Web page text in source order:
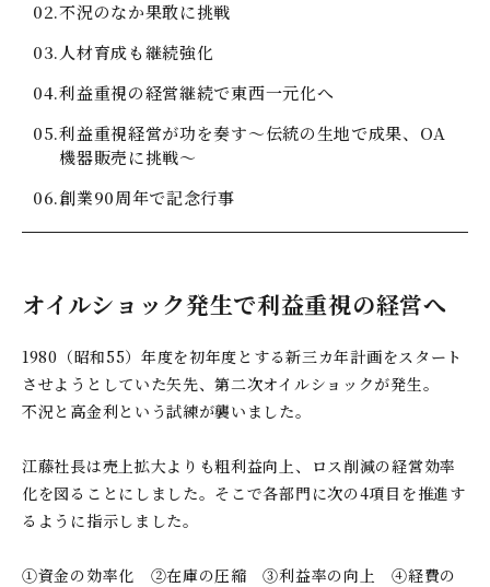
お知らせ
お問い合わせ
こちら
02.不況のなか果敢に挑戦
03. 人材育成も継続強化
04.利益重視の経営継続で東西一元化へ
05.利益重視経営が功を奏す～伝統の生地で成果、OA
機器販売に挑戦～
06.創業90周年で記念行事
オイルショック発生で利益重視の経営へ
1980（昭和55）年度を初年度とする新三カ年計画をスタート
させようとしていた矢先、第二次オイルショックが発生。
不況と高金利という試練が襲いました。
江藤社長は売上拡大よりも粗利益向上、ロス削減の経営効率
化を図ることにしました。そこで各部門に次の4項目を推進す
るように指示しました。
①資金の効率化 ②在庫の圧縮 ③利益率の向上 ④経費の